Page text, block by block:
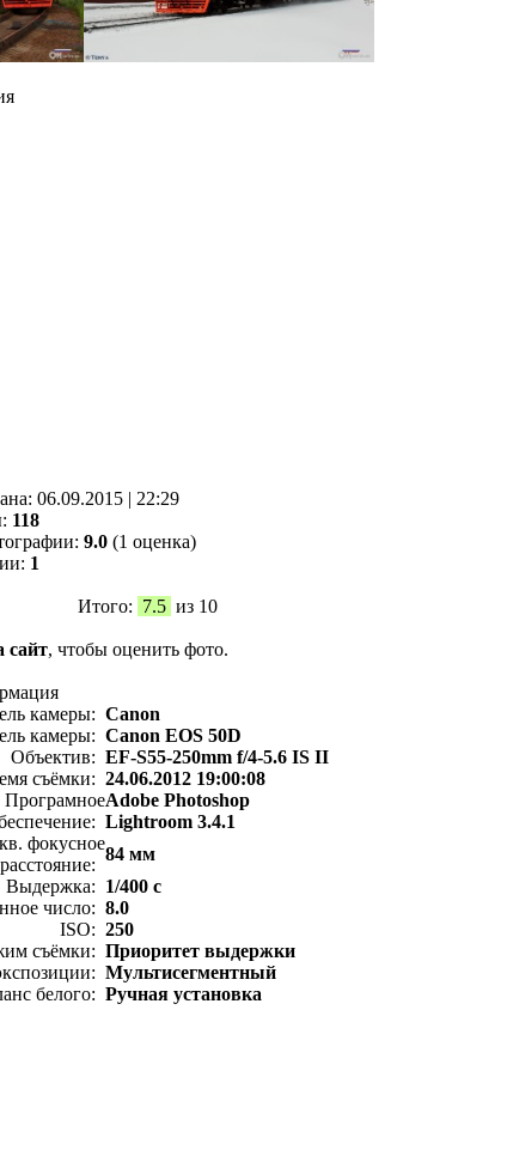
06.09.2015 | 22:29
118
9.0 (1 оценка)
1
Итого: 7.5 из 10
сайт, чтобы оценить фото.
камеры: Canon
камеры: Canon EOS 50D
Объектив: EF-S55-250mm f/4-5.6 IS II
съёмки: 24.06.2012 19:00:08
ПрограмноеAdobe Photoshop
Lightroom 3.4.1
фокусное
расстояние:
84 мм
Выдержка: 1/400 с
число: 8.0
ISO: 250
съёмки: Приоритет выдержки
Мультисегментный
белого: Ручная установка